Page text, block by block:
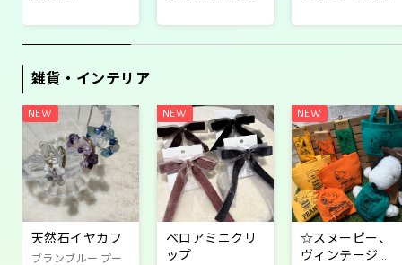
雑貨・インテリア
天然石イヤカフ
ブランブルー プー
ベロアミニクリ
ップ
☆スヌーピー、
ヴィンテージ商